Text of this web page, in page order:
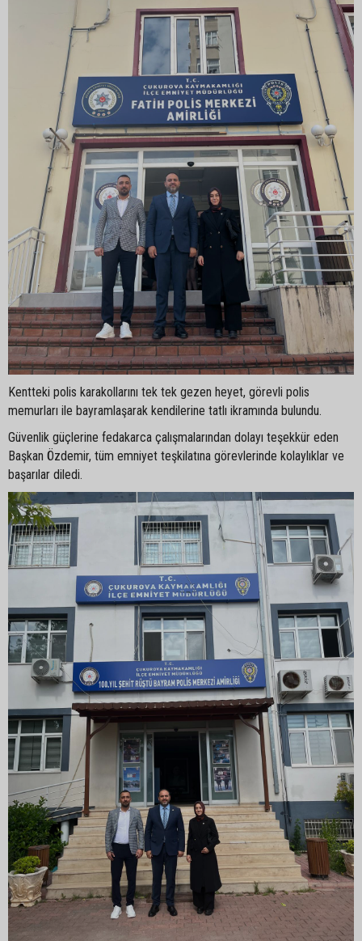
Kentteki polis karakollarını tek tek gezen heyet, görevli polis
memurları ile bayramlaşarak kendilerine tatlı ikramında bulundu.
Güvenlik güçlerine fedakarca çalışmalarından dolayı teşekkür eden
Başkan Özdemir, tüm emniyet teşkilatına görevlerinde kolaylıklar ve
başarılar diledi.